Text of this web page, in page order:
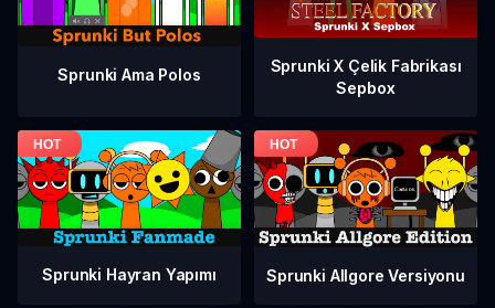
Sprunki Ama Polos
Sprunki X Çelik Fabrikası
Sepbox
Sprunki Hayran Yapımı Sprunki Allgore Versiyonu